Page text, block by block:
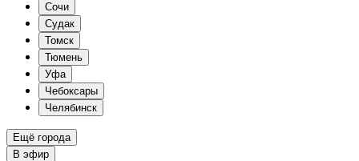
Сочи
Судак
Томск
Тюмень
Уфа
Чебоксары
Челябинск
Ещё города
В эфир